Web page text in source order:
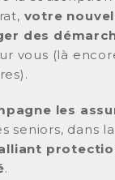
votre
des
vous (là
les
seniors, dans
.